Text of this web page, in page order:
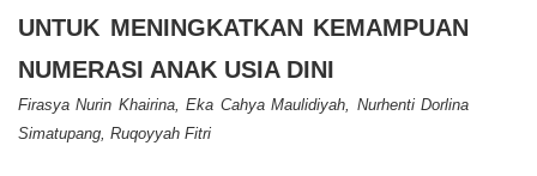
UNTUK MENINGKATKAN KEMAMPUAN
NUMERASI ANAK USIA DINI
Firasya Nurin Khairina, Eka Cahya Maulidiyah, Nurhenti Dorlina
Simatupang, Ruqoyyah Fitri